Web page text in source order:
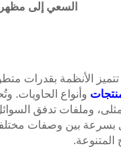
السعي إلى
تتميز الأنظمة بقدرات
وأنواع الحاويات.
وملفات تدفق
بسرعة بين وصفات